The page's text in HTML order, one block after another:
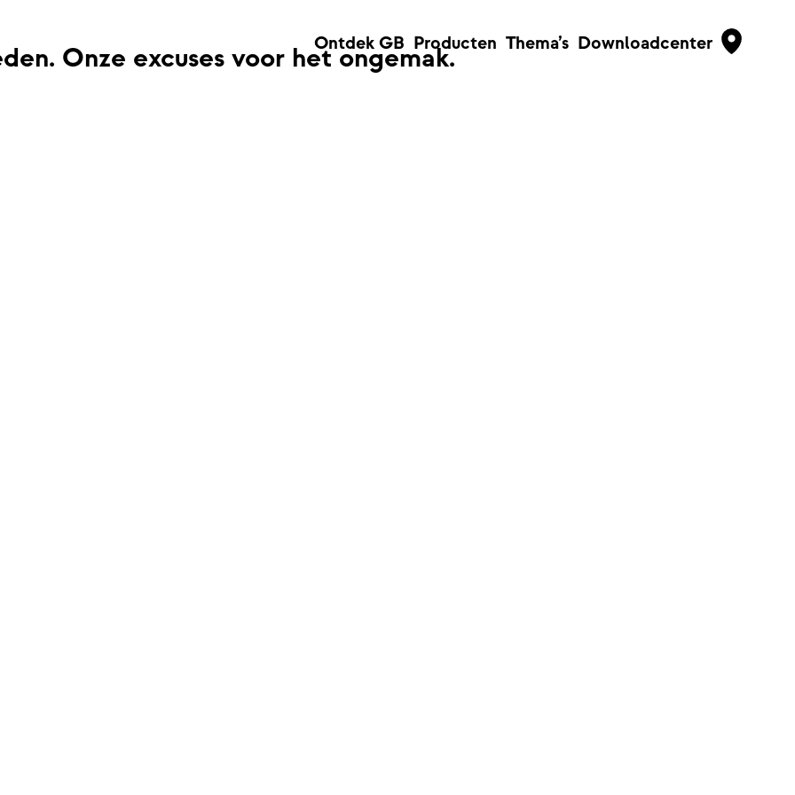
Ontdek GB Producten Thema’s Downloadcenter
Onze excuses voor het ongemak.